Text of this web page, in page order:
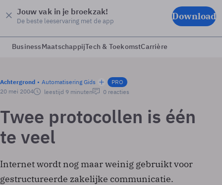
Jouw vak in je broekzak!
De beste leeservaring met de app Download
BusinessMaatschappijTech & ToekomstCarrière
Achtergrond Automatisering Gids
PRO
20 mei 2004
leestijd 9 minuten 0 reacties
Twee protocollen is één
te veel
Internet wordt nog maar weinig gebruikt voor
gestructureerde zakelijke communicatie.